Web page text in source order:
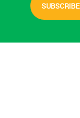
SUBSCRIBE